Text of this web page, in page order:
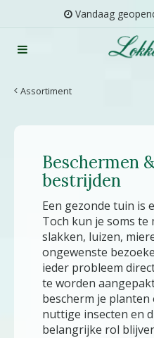
Assortiment
Vandaag
Beschermen
bestrijden
Een gezonde tuin is
Toch kun je soms
slakken, luizen,
ongewenste
ieder probleem
te worden
bescherm je
nuttige insecten en
belangrijke rol